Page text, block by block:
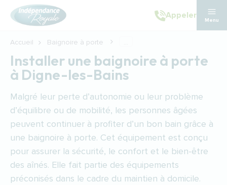
Aller au contenu principal
Appeler
Menu
Accueil Baignoire à porte ...
Installer une baignoire à porte
à Digne-les-Bains
Malgré leur perte d’autonomie ou leur problème
d’équilibre ou de mobilité, les personnes âgées
peuvent continuer à profiter d’un bon bain grâce à
une baignoire à porte. Cet équipement est conçu
pour assurer la sécurité, le confort et le bien-être
des aînés. Elle fait partie des équipements
préconisés dans le cadre du maintien à domicile.